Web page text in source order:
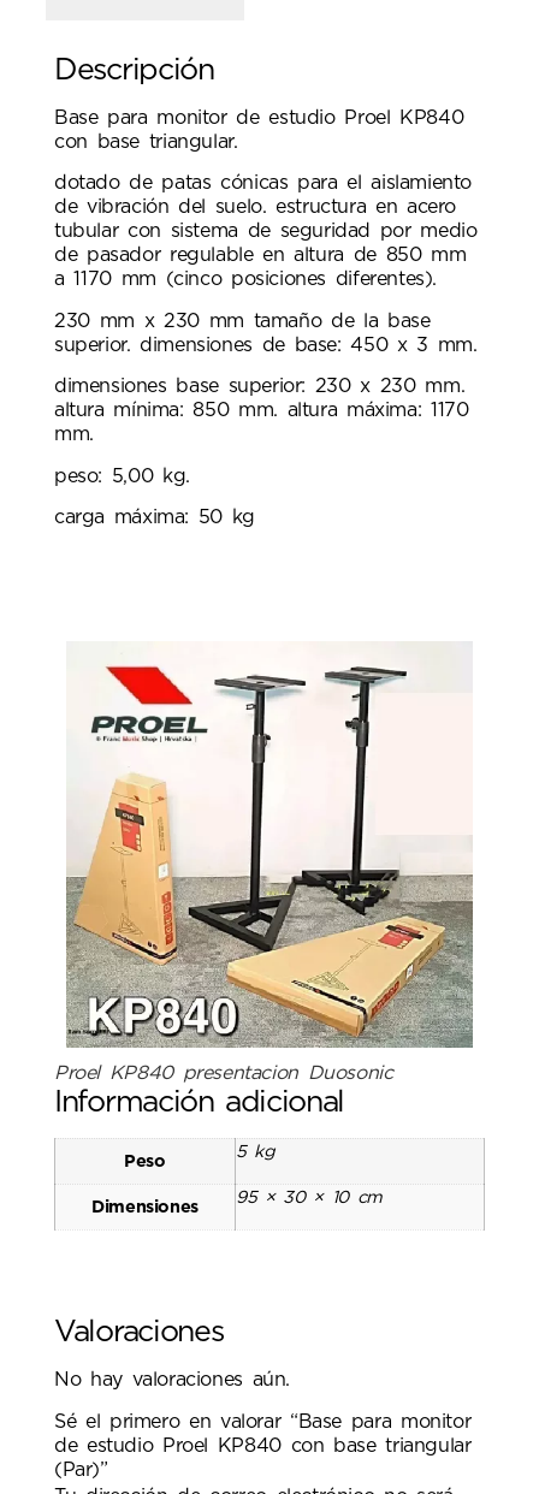
Descripción
Base para monitor de estudio Proel KP840
con base triangular.
dotado de patas cónicas para el aislamiento
de vibración del suelo. estructura en acero
tubular con sistema de seguridad por medio
de pasador regulable en altura de 850 mm
a 1170 mm (cinco posiciones diferentes).
230 mm x 230 mm tamaño de la base
superior. dimensiones de base: 450 x 3 mm.
dimensiones base superior: 230 x 230 mm.
altura mínima: 850 mm. altura máxima: 1170
mm.
peso: 5,00 kg.
carga máxima: 50 kg
Proel KP840 presentacion Duosonic
Información adicional
Peso
5 kg
Dimensiones
95 × 30 × 10 cm
Valoraciones
No hay valoraciones aún.
Sé el primero en valorar “Base para monitor
de estudio Proel KP840 con base triangular
(Par)”